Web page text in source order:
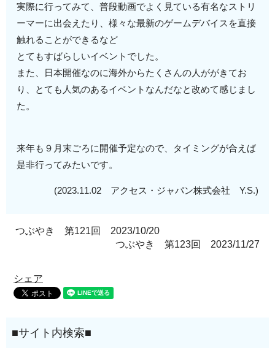
実際に行ってみて、普段動画でよく見ている有名なストリ
ーマーに出会えたり、様々な最新のゲームデバイスを直接
触れることができるなど
とてもすばらしいイベントでした。
また、日本開催なのに海外からたくさんの人ががきてお
り、とても人気のあるイベントなんだなと改めて感じまし
た。
来年も９月末ごろに開催予定なので、タイミングが合えば
是非行ってみたいです。
(2023.11.02 アクセス・ジャパン株式会社 Y.S.)
つぶやき 第121回 2023/10/20
つぶやき 第123回 2023/11/27
シェア